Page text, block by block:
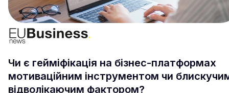
Чи є гейміфікація на бізнес-платформах
мотиваційним інструментом чи
відволікаючим фактором?